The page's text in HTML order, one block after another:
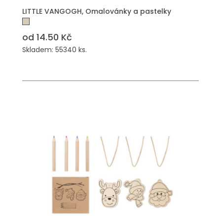
LITTLE VANGOGH, Omalovánky a pastelky
od 14.50 Kč
Skladem: 55340 ks.